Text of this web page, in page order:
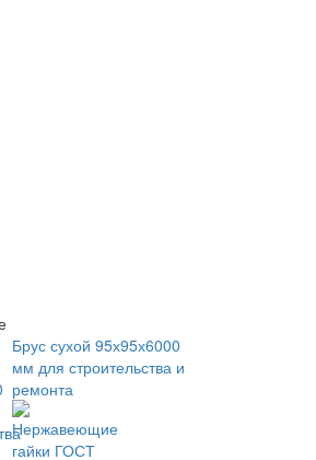
Брус сухой 95х95х6000
мм для строительства и
ремонта